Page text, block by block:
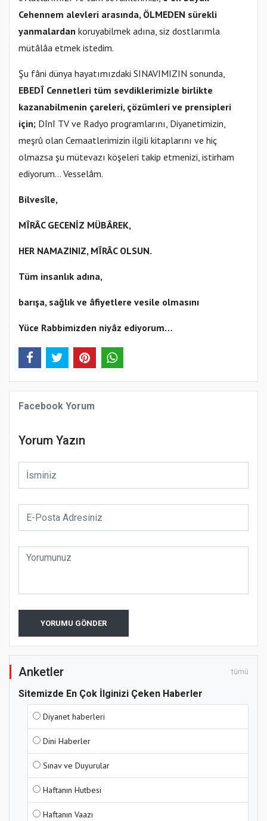
Cehennem alevleri arasında, ÖLMEDEN sürekli
yanmalardan koruyabilmek adına, siz dostlarımla
mütâlâa etmek istedim.
Şu fâni dünya hayatımızdaki SINAVIMIZIN sonunda,
EBEDÎ Cennetleri tüm sevdiklerimizle birlikte
kazanabilmenin çareleri, çözümleri ve prensipleri
için; Dînî TV ve Radyo programlarını, Diyanetimizin,
meşrû olan Cemaatlerimizin ilgili kitaplarını ve hiç
olmazsa şu mütevazı köşeleri takip etmenizi, istirham
ediyorum… Vesselâm.
Bilvesîle,
MÎRÂC GECENİZ MÜBÂREK,
HER NAMAZINIZ, MÎRÂC OLSUN.
Tüm insanlık adına,
barışa, sağlık ve âfiyetlere vesile olmasını
Yüce Rabbimizden niyâz ediyorum…
Facebook Yorum
Yorum Yazın
YORUMU GÖNDER
Anketler tümü
Sitemizde En Çok İlginizi Çeken Haberler
Diyanet haberleri
Dini Haberler
Sınav ve Duyurular
Haftanın Hutbesi
Haftanın Vaazı